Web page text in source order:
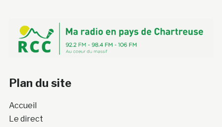
Plan du site
Accueil
Le direct